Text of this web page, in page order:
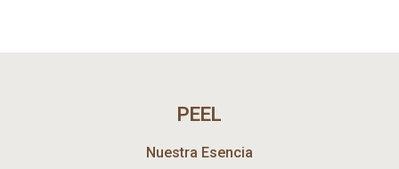
PEEL
Nuestra Esencia